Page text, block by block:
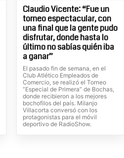
Claudio Vicente: “Fue un
torneo espectacular, con
una final que la gente pudo
disfrutar, donde hasta lo
último no sabías quién iba
a ganar”
El pasado fin de semana, en el
Club Atlético Empleados de
Comercio, se realizó el Torneo
“Especial de Primera” de Bochas,
donde recibieron a los mejores
bochofilos del país. Milanjo
Villacorta conversó con los
protagonistas para el móvil
deportivo de RadioShow.